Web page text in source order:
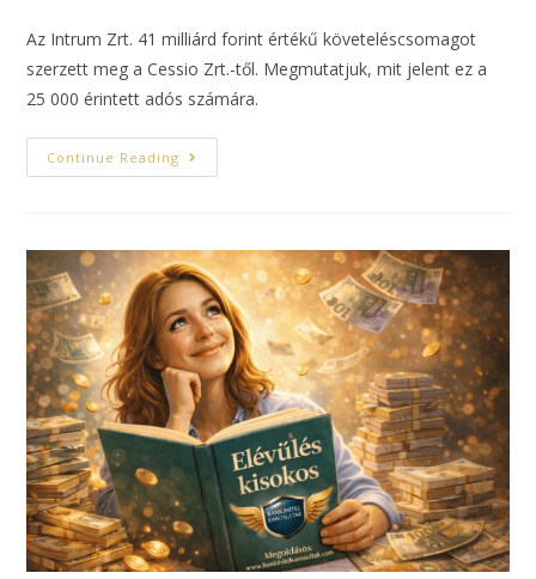
Az Intrum Zrt. 41 milliárd forint értékű követeléscsomagot
szerzett meg a Cessio Zrt.-től. Megmutatjuk, mit jelent ez a
25 000 érintett adós számára.
Continue Reading